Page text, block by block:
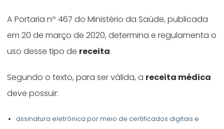
A Portaria nº 467 do Ministério da Saúde, publicada
em 20 de março de 2020, determina e regulamenta o
uso desse tipo de receita.
Segundo o texto, para ser válida, a receita médica
deve possuir:
assinatura eletrônica por meio de certificados digitais e